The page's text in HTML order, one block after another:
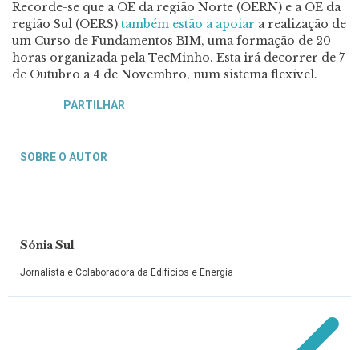
Recorde-se que a OE da região Norte (OERN) e a OE da
região Sul (OERS) também estão a apoiar a realização de
um Curso de Fundamentos BIM, uma formação de 20
horas organizada pela TecMinho. Esta irá decorrer de 7
de Outubro a 4 de Novembro, num sistema flexível.
PARTILHAR
SOBRE O AUTOR
Sónia Sul
Jornalista e Colaboradora da Edifícios e Energia